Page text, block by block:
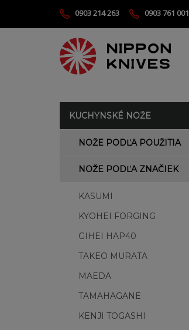
0903 214 263 0903 761 001
KUCHYNSKÉ NOŽE
NOŽE PODĽA POUŽITIA
NOŽE PODĽA ZNAČIEK
KASUMI
KYOHEI FORGING
GIHEI HAP40
TAKEO MURATA
MAEDA
TAMAHAGANE
KENJI TOGASHI